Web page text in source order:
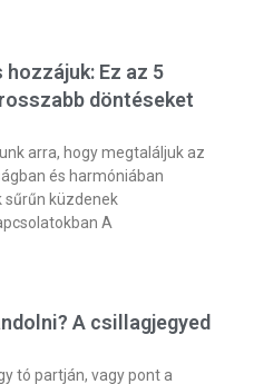
Ez az 5
döntéseket
arra, hogy megtaláljuk az
és harmóniában
küzdenek
A
A csillagjegyed
tó partján, vagy pont a